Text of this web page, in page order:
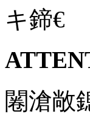
キ鍗€
闂滄敞